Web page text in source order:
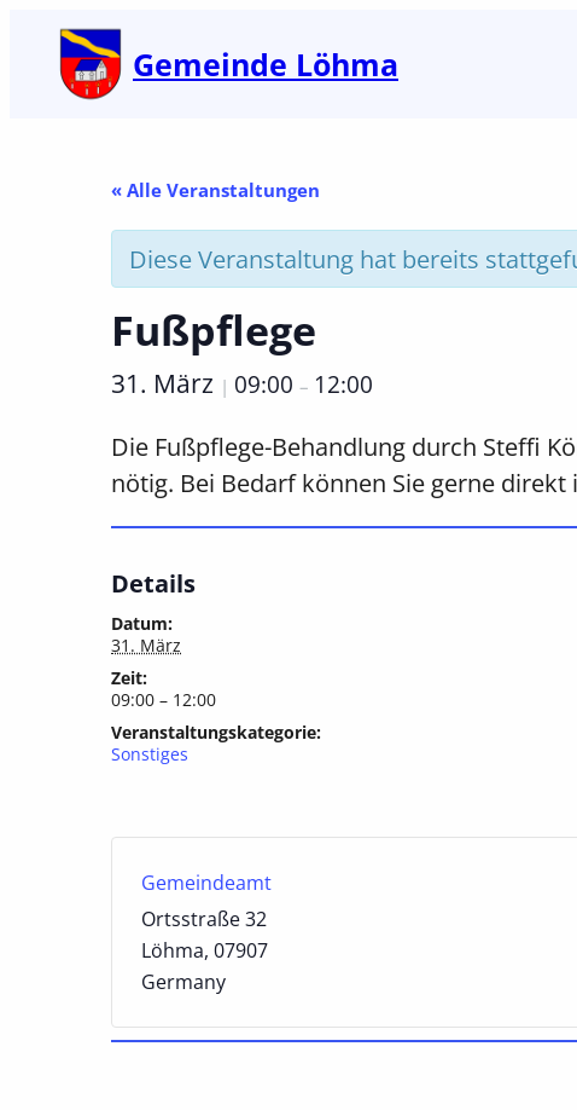
Gemeinde Löhma
« Alle Veranstaltungen
Diese Veranstaltung hat bereits
Fußpflege
31. März | 09:00 – 12:00
Die Fußpflege-Behandlung durch Steffi
nötig. Bei Bedarf können Sie gerne
Details
Datum:
31. März
Zeit:
09:00 – 12:00
Veranstaltungskategorie:
Sonstiges
Gemeindeamt
Ortsstraße 32
Löhma, 07907
Germany